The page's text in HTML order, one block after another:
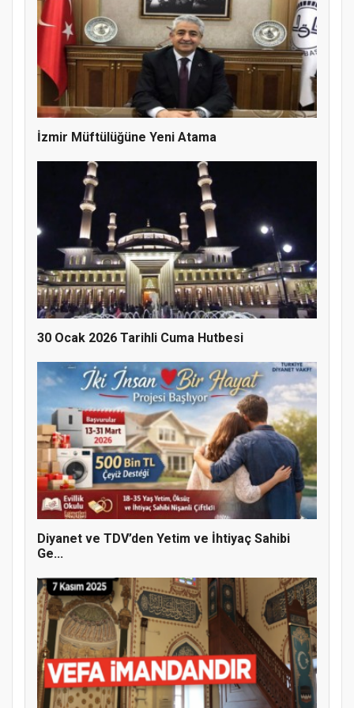
Doğanyol'da Temel Dini Bilgiler Sınavı
Gerçekleştirildi
İzmir Müftülüğüne Yeni Atama
30 Ocak 2026 Tarihli Cuma Hutbesi
Diyanet ve TDV’den Yetim ve İhtiyaç Sahibi
Ge...